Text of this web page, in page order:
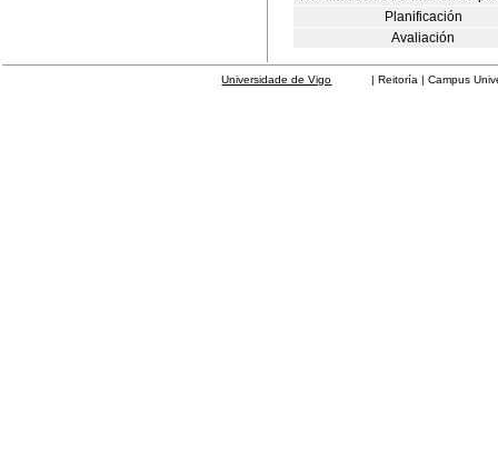
Planificación
Avaliación
Universidade de Vigo | Reitoría | Campus